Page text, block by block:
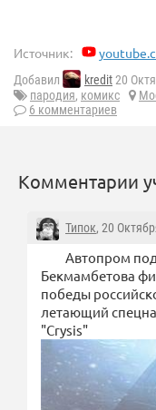
Источник:
Добавил kredit20
пародия, комикс
6 комментариев
Комментарии
Типок, 20
Автопром
Бекмамбетова
победы
летающий
"Crysis"